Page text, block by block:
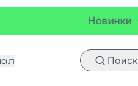
Исследовать
Поиск